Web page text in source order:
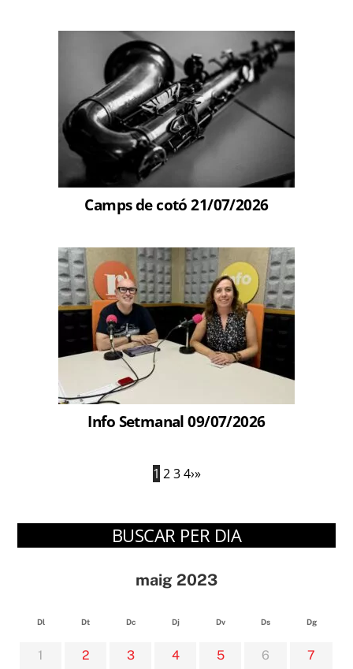
Camps de cotó 21/07/2026
Info Setmanal 09/07/2026
1 2 3 4›»
BUSCAR PER DIA
maig 2023
Dl Dt Dc Dj Dv Ds Dg
1 2 3 4 5 6 7